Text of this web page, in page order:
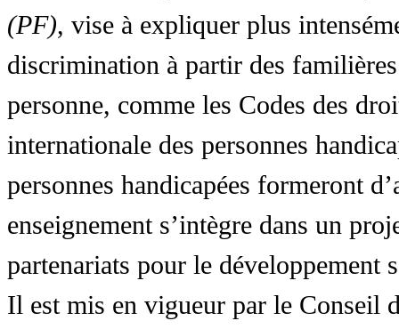
(PF), vise à expliquer plus
discrimination à partir des
personne, comme les Codes des
internationale des personnes
personnes handicapées formeront
enseignement s’intègre dans un
partenariats pour le développement
Il est mis en vigueur par le Conseil